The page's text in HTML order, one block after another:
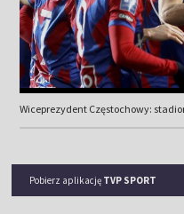
Wiceprezydent Częstochowy:
Pobierz aplikację TVP SPORT